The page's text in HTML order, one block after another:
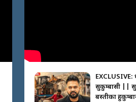
EXCLUSIVE:
सुकुम्बासी ||
बस्तीका